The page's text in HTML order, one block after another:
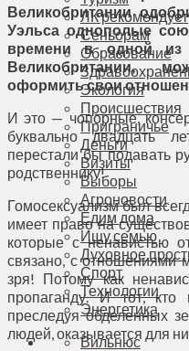
ЛК рекомендует
Сеньорам
Образование
Экология
Происшествия
Приграничье
Деньги
Визиты
Выборы
Агроновости
Едим дома
Ищу семью
Духовное
Спорт
Технологии
Энергетика
Вильнюс
Великобритании
Уэльса однополые
времени в одной
Великобритании,
оформить свои
И это — чопорные,
буквально двадцать
перестали бы подавать
родственнику!
Гомосексуализм был
имеет право на
которые с ненавистью
связано, с отношениями
зря! Потому как
пропаганду. И тот,
преследуя обделенных
людей, оказывается для